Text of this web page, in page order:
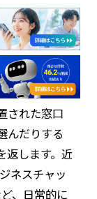
された窓口
んだりする
返します。近
ネスチャッ
、日常的に